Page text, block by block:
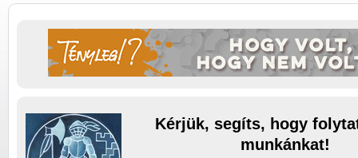
Kérjük, segíts, hogy
munkánkat!